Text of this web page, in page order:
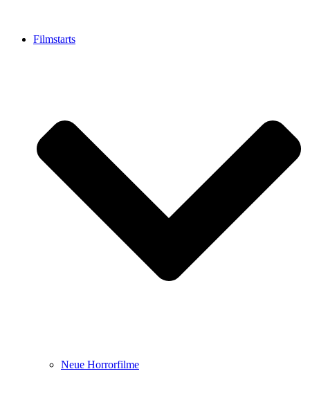
Filmstarts
Neue Horrorfilme